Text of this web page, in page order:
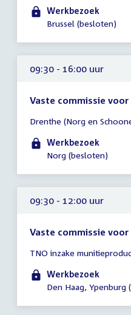
09:00
-
uur
Werkbezoek
Brussel (besloten)
09:30 - 16:00 uur
Vaste commissie
vergadering
09:30
-
uur
Drenthe (Norg en
Werkbezoek
Norg (besloten)
09:30 - 12:00 uur
Vaste commissie voor
vergadering
09:30
-
uur
TNO inzake
Werkbezoek
Den Haag, Ypenburg